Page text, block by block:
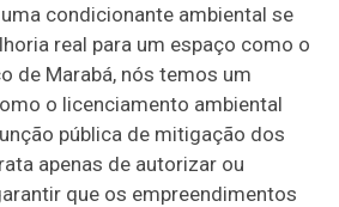
condicionante ambiental se
real para um espaço como o
de Marabá, nós temos um
o licenciamento ambiental
pública de mitigação dos
apenas de autorizar ou
que os empreendimentos